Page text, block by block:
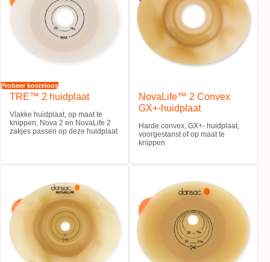
Probeer kosteloos
TRE™ 2 huidplaat
Vlakke huidplaat, op maat te
knippen, Nova 2 en NovaLife 2
zakjes passen op deze huidplaat
NovaLife™ 2 Convex
GX+-huidplaat
Harde convex, GX+- huidplaat,
voorgestanst of op maat te
knippen